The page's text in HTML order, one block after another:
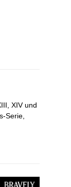
XIV und
Serie,